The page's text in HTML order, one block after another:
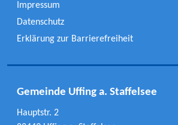
Impressum
Datenschutz
Erklärung zur Barrierefreiheit
Gemeinde Uffing a. Staffelsee
Hauptstr. 2